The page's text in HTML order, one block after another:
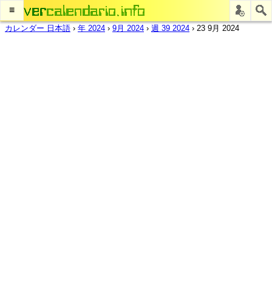
≡
カレンダー 日本語 › 年 2024 › 9月 2024 › 週 39 2024 › 23 9月 2024